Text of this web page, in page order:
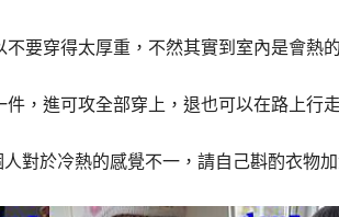
要穿得太厚重，不然其實到室內是會熱的
，進可攻全部穿上，退也可以在路上行
對於冷熱的感覺不一，請自己斟酌衣物